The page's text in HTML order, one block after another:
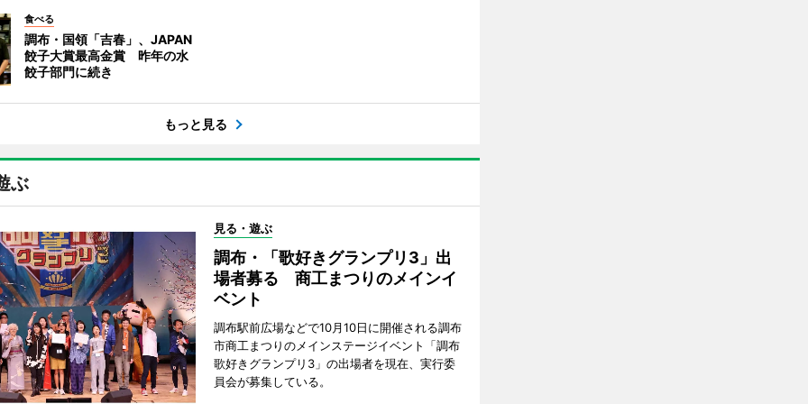
食べる
調布・国領「吉春」、JAPAN
餃子大賞最高金賞 昨年の水
餃子部門に続き
もっと見る
ぶ
見る・遊ぶ
調布・「歌好きグランプリ3」出
場者募る 商工まつりのメインイ
ベント
調布駅前広場などで10月10日に開催される調布
市商工まつりのメインステージイベント「調布
歌好きグランプリ3」の出場者を現在、実行委
員会が募集している。